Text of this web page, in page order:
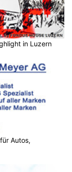
in Luzern
Autos,